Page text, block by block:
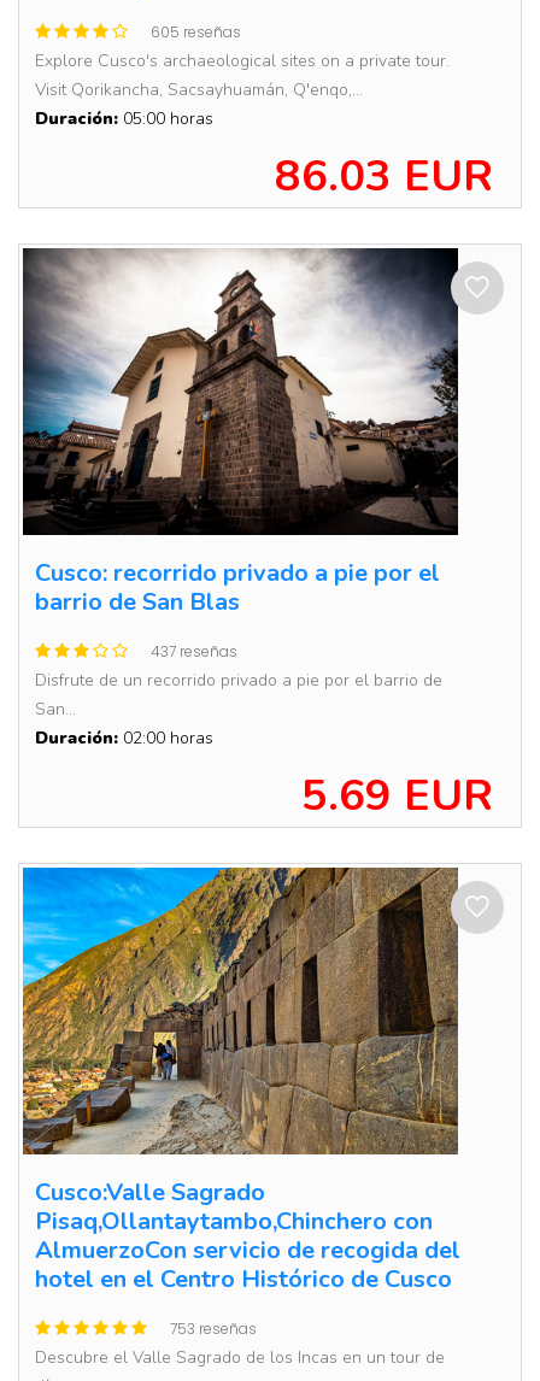
605 reseñas
Explore Cusco's archaeological sites on a private tour.
Visit Qorikancha, Sacsayhuamán, Q'enqo,...
Duración: 05:00 horas
86.03 EUR
Cusco: recorrido privado a pie por el
barrio de San Blas
437 reseñas
Disfrute de un recorrido privado a pie por el barrio de
San...
Duración: 02:00 horas
5.69 EUR
Cusco:Valle Sagrado
Pisaq,Ollantaytambo,Chinchero con
AlmuerzoCon servicio de recogida del
hotel en el Centro Histórico de Cusco
753 reseñas
Descubre el Valle Sagrado de los Incas en un tour de